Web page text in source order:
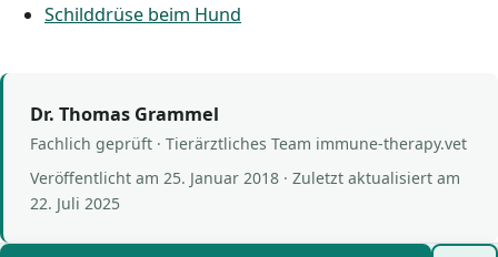
Schilddrüse beim Hund
Dr. Thomas Grammel
Fachlich geprüft · Tierärztliches Team immune-therapy.vet
Veröffentlicht am 25. Januar 2018 · Zuletzt aktualisiert am
22. Juli 2025